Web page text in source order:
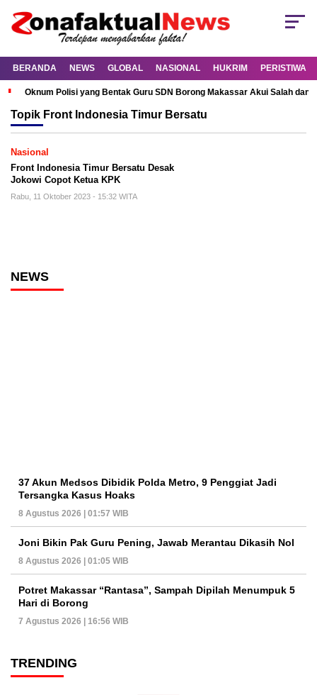
BERANDA NEWS GLOBAL NASIONAL HUKRIM PERISTIWA
Oknum Polisi yang Bentak Guru SDN Borong Makassar Akui Salah dan
Topik Front Indonesia Timur Bersatu
Nasional
Front Indonesia Timur Bersatu Desak
Jokowi Copot Ketua KPK
Rabu, 11 Oktober 2023 - 15:32 WITA
NEWS
37 Akun Medsos Dibidik Polda Metro, 9 Penggiat Jadi
Tersangka Kasus Hoaks
8 Agustus 2026 | 01:57 WIB
Joni Bikin Pak Guru Pening, Jawab Merantau Dikasih Nol
8 Agustus 2026 | 01:05 WIB
Potret Makassar “Rantasa”, Sampah Dipilah Menumpuk 5
Hari di Borong
7 Agustus 2026 | 16:56 WIB
TRENDING